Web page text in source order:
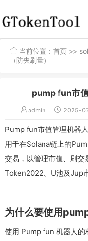
当前位置： 首页 >>
（防夹刷量）
pump fun市
admin 2025-
Pump fun市值管理机器
用于在Solana链上的
交易，以管理市值、刷交
Token2022、U池及Jup
为什么要使用
使用 Pump fun 机器人的